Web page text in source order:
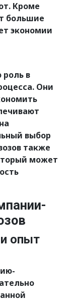
Кроме
большие
экономии
в
Они
выбор
также
может
опыт